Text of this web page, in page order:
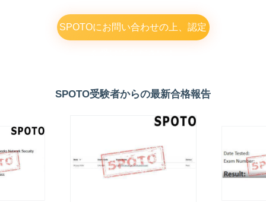
SPOTOにお問い合わせの上、認定
SPOTO受験者からの最新合格報告